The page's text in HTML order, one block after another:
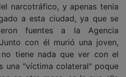
narcotráfico, y apenas tenía
a esta ciudad, ya que se
fuentes a la Agencia
con él murió una joven,
tiene nada que ver con el
una "víctima colateral" poque